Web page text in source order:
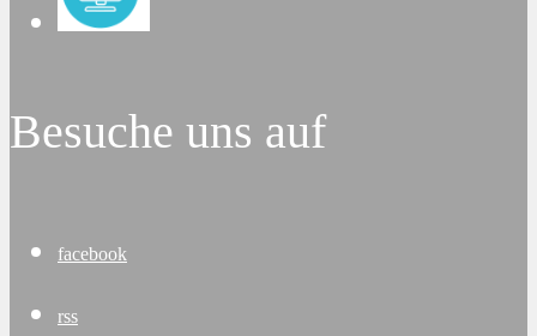
Besuche uns auf
facebook
rss